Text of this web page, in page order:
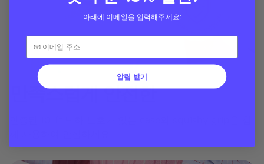
만족스럽게 안전한
아래에 이메일을 입력해주세요:
알림 받기